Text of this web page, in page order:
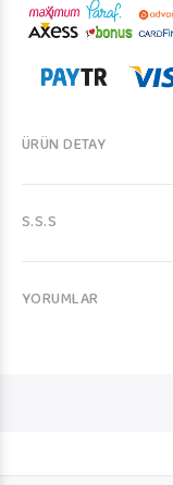
ÜRÜN DETAY
S.S.S
YORUMLAR